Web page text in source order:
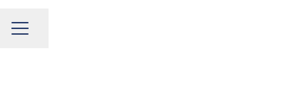
KARRIEREMENÜ
Seite teilen